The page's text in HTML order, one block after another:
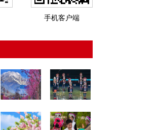
手机客户端